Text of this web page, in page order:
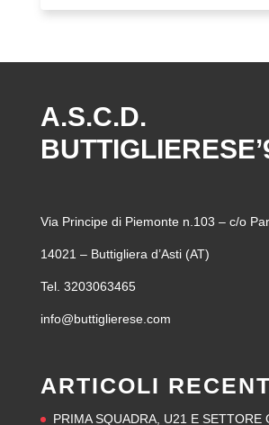
A.S.C.D.
Via Principe di Piemonte n.103 – c/o
14021 – Buttigliera d’Asti (AT)
Tel. 3203063465
info@buttiglierese.com
ARTICOLI
PRIMA SQUADRA, U21 E SETTORE